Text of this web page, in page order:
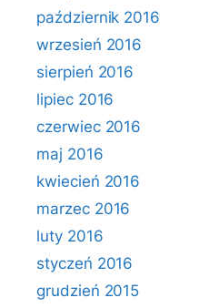
październik 2016
wrzesień 2016
sierpień 2016
lipiec 2016
czerwiec 2016
maj 2016
kwiecień 2016
marzec 2016
luty 2016
styczeń 2016
grudzień 2015